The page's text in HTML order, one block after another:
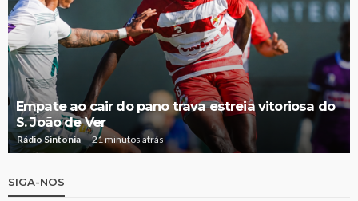
Empate ao cair do pano trava estreia vitoriosa do
S. João de Ver
Rádio Sintonia 21 minutos atrás
SIGA-NOS